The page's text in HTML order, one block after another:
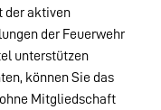
der aktiven
der Feuerwehr
unterstützen
können Sie das
Mitgliedschaft